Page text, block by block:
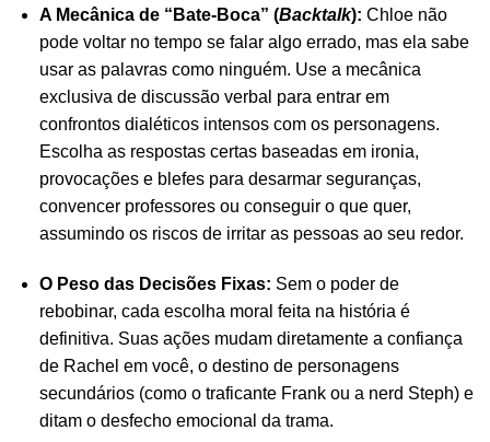
A Mecânica de “Bate-Boca” (Backtalk): Chloe não
pode voltar no tempo se falar algo errado, mas ela sabe
usar as palavras como ninguém. Use a mecânica
exclusiva de discussão verbal para entrar em
confrontos dialéticos intensos com os personagens.
Escolha as respostas certas baseadas em ironia,
provocações e blefes para desarmar seguranças,
convencer professores ou conseguir o que quer,
assumindo os riscos de irritar as pessoas ao seu redor.
O Peso das Decisões Fixas: Sem o poder de
rebobinar, cada escolha moral feita na história é
definitiva. Suas ações mudam diretamente a confiança
de Rachel em você, o destino de personagens
secundários (como o traficante Frank ou a nerd Steph) e
ditam o desfecho emocional da trama.